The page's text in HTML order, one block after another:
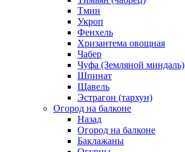
Тмин
Укроп
Фенхель
Хризантема овощная
Чабер
Чуфа (Земляной миндаль)
Шпинат
Щавель
Эстрагон (тархун)
Огород на балконе
Назад
Огород на балконе
Баклажаны